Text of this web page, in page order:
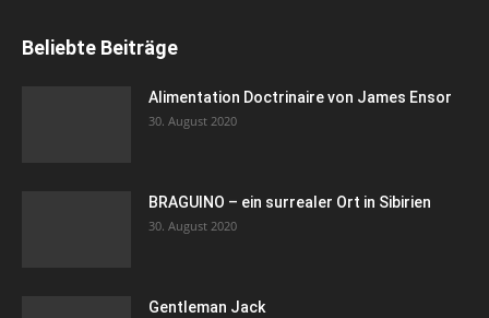
Beliebte Beiträge
Alimentation Doctrinaire von James Ensor
30. August 2020
BRAGUINO – ein surrealer Ort in Sibirien
30. August 2020
Gentleman Jack